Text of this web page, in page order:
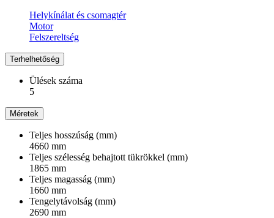
Helykínálat és csomagtér
Motor
Felszereltség
Terhelhetőség
Ülések száma
5
Méretek
Teljes hosszúság (mm)
4660 mm
Teljes szélesség behajtott tükrökkel (mm)
1865 mm
Teljes magasság (mm)
1660 mm
Tengelytávolság (mm)
2690 mm